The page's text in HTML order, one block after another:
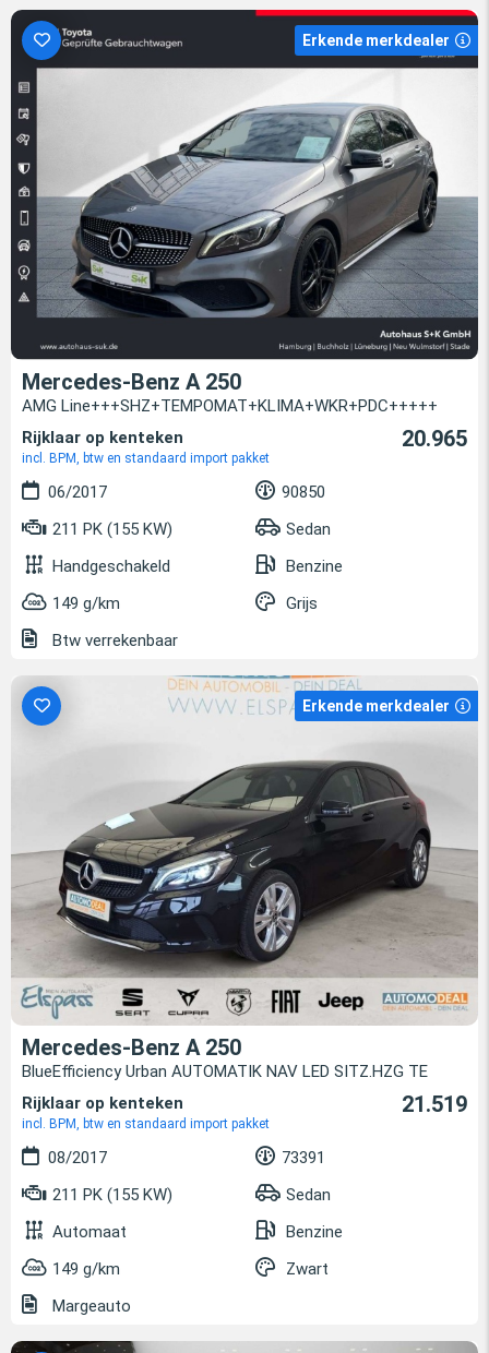
Erkende merkdealer
Mercedes-Benz A 250
AMG Line+++SHZ+TEMPOMAT+KLIMA+WKR+PDC+++++
Rijklaar op kenteken
incl. BPM, btw en standaard import pakket
20.965
06/2017
90850
211 PK (155 KW)
Sedan
Handgeschakeld
Benzine
149 g/km
Grijs
Btw verrekenbaar
Erkende merkdealer
Mercedes-Benz A 250
BlueEfficiency Urban AUTOMATIK NAV LED SITZ.HZG TE
Rijklaar op kenteken
incl. BPM, btw en standaard import pakket
21.519
08/2017
73391
211 PK (155 KW)
Sedan
Automaat
Benzine
149 g/km
Zwart
Margeauto